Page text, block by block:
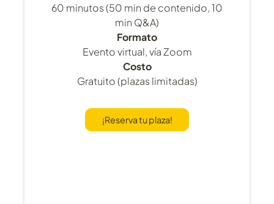
60 minutos (50 min de contenido, 10
min Q&A)
Formato
Evento virtual, vía Zoom
Costo
Gratuito (plazas limitadas)
¡Reserva tu plaza!